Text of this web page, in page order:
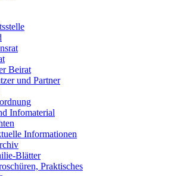
Beirat
und Partner
Infomaterial
Informationen
Blätter
Praktisches